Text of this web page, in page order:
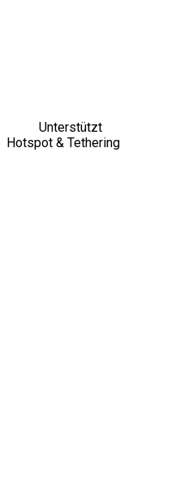
Unterstützt
Hotspot & Tethering